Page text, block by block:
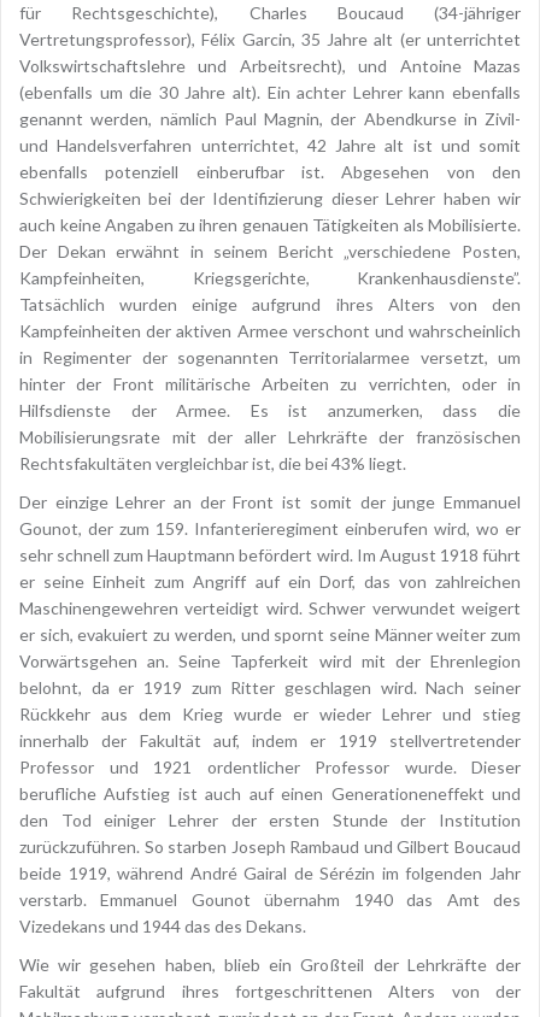
für Rechtsgeschichte), Charles Boucaud (34-jähriger
Vertretungsprofessor), Félix Garcin, 35 Jahre alt (er unterrichtet
Volkswirtschaftslehre und Arbeitsrecht), und Antoine Mazas
(ebenfalls um die 30 Jahre alt). Ein achter Lehrer kann ebenfalls
genannt werden, nämlich Paul Magnin, der Abendkurse in Zivil-
und Handelsverfahren unterrichtet, 42 Jahre alt ist und somit
ebenfalls potenziell einberufbar ist. Abgesehen von den
Schwierigkeiten bei der Identifizierung dieser Lehrer haben wir
auch keine Angaben zu ihren genauen Tätigkeiten als Mobilisierte.
Der Dekan erwähnt in seinem Bericht „verschiedene Posten,
Kampfeinheiten, Kriegsgerichte, Krankenhausdienste”.
Tatsächlich wurden einige aufgrund ihres Alters von den
Kampfeinheiten der aktiven Armee verschont und wahrscheinlich
in Regimenter der sogenannten Territorialarmee versetzt, um
hinter der Front militärische Arbeiten zu verrichten, oder in
Hilfsdienste der Armee. Es ist anzumerken, dass die
Mobilisierungsrate mit der aller Lehrkräfte der französischen
Rechtsfakultäten vergleichbar ist, die bei 43% liegt.
Der einzige Lehrer an der Front ist somit der junge Emmanuel
Gounot, der zum 159. Infanterieregiment einberufen wird, wo er
sehr schnell zum Hauptmann befördert wird. Im August 1918 führt
er seine Einheit zum Angriff auf ein Dorf, das von zahlreichen
Maschinengewehren verteidigt wird. Schwer verwundet weigert
er sich, evakuiert zu werden, und spornt seine Männer weiter zum
Vorwärtsgehen an. Seine Tapferkeit wird mit der Ehrenlegion
belohnt, da er 1919 zum Ritter geschlagen wird. Nach seiner
Rückkehr aus dem Krieg wurde er wieder Lehrer und stieg
innerhalb der Fakultät auf, indem er 1919 stellvertretender
Professor und 1921 ordentlicher Professor wurde. Dieser
berufliche Aufstieg ist auch auf einen Generationeneffekt und
den Tod einiger Lehrer der ersten Stunde der Institution
zurückzuführen. So starben Joseph Rambaud und Gilbert Boucaud
beide 1919, während André Gairal de Sérézin im folgenden Jahr
verstarb. Emmanuel Gounot übernahm 1940 das Amt des
Vizedekans und 1944 das des Dekans.
Wie wir gesehen haben, blieb ein Großteil der Lehrkräfte der
Fakultät aufgrund ihres fortgeschrittenen Alters von der